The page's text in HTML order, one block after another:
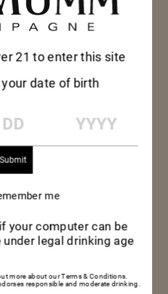
21 to enter this site
date of birth
Remember
me
your computer can be
legal drinking age
more about our Terms & Conditions.
responsible and moderate drinking.